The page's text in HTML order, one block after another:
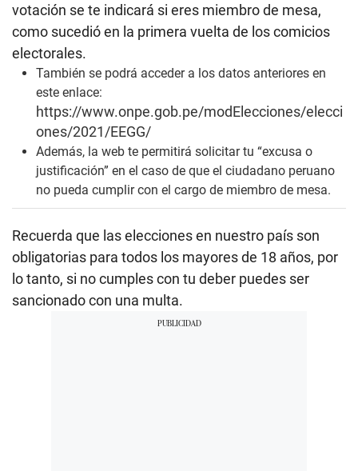
votación se te indicará si eres miembro de mesa,
como sucedió en la primera vuelta de los comicios
electorales.
También se podrá acceder a los datos anteriores en
este enlace:
https://www.onpe.gob.pe/modElecciones/elecci
ones/2021/EEGG/
Además, la web te permitirá solicitar tu “excusa o
justificación” en el caso de que el ciudadano peruano
no pueda cumplir con el cargo de miembro de mesa.
Recuerda que las elecciones en nuestro país son
obligatorias para todos los mayores de 18 años, por
lo tanto, si no cumples con tu deber puedes ser
sancionado con una multa.